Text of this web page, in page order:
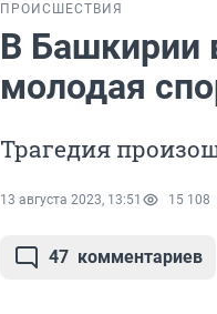
ПРОИСШЕСТВИЯ
В Башкирии
молодая
Трагедия
13 августа 2023, 13:51 15 108
47 комментариев